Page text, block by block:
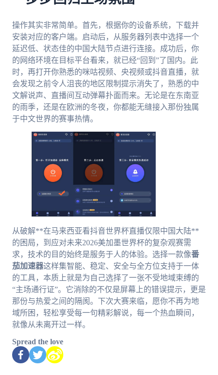
操作其实非常简单。首先，根据你的设备系统，下载并
安装对应的客户端。启动后，从服务器列表中选择一个
延迟低、状态佳的中国大陆节点进行连接。成功后，你
的网络环境在目标平台看来，就已经“回到”了国内。此
时，再打开你熟悉的咪咕视频、央视频或抖音直播，就
会发现之前令人沮丧的地区限制提示消失了，熟悉的中
文解说声、直播间互动弹幕扑面而来。无论是在东南亚
的雨季，还是在欧洲的冬夜，你都能无缝接入那份独属
于中文世界的赛事热情。
从破解**在马来西亚看抖音世界杯直播仅限中国大陆**
的困局，到应对未来2026美加墨世界杯的复杂观赛需
求，技术的目的始终是服务于人的体验。选择一款像番
茄加速器这样集智能、稳定、安全与全方位支持于一体
的工具，本质上就是为自己选择了一张不受地域束缚的
“主场通行证”。它消除的不仅是屏幕上的错误提示，更是
那份与热爱之间的隔阂。下次大赛来临，愿你不再为地
域所困，轻松享受每一句精彩解说，每一个热血瞬间，
就像从未离开过一样。
Spread the love